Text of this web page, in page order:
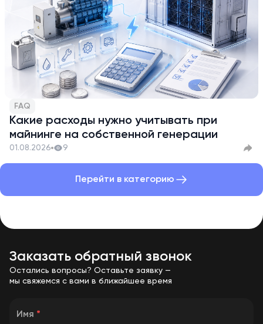
FAQ
Какие расходы нужно учитывать при
майнинге на собственной генерации
01.08.2026 9
Перейти в категорию
Заказать обратный звонок
Остались вопросы? Оставьте заявку —
мы свяжемся с вами в ближайшее время
Имя *